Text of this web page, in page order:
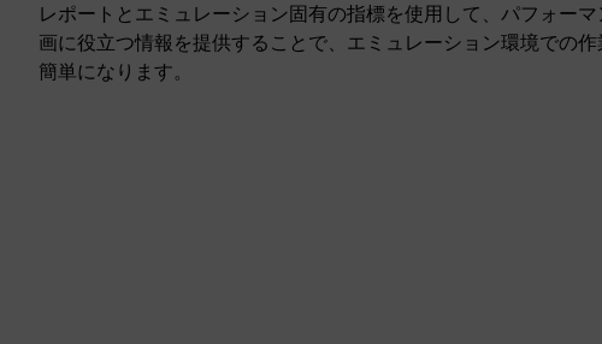
レポートとエミュレーション固有の指標を使用して、パフォー
画に役立つ情報を提供することで、エミュレーション環境での作
簡単になります。